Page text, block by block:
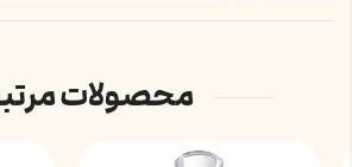
محصولات